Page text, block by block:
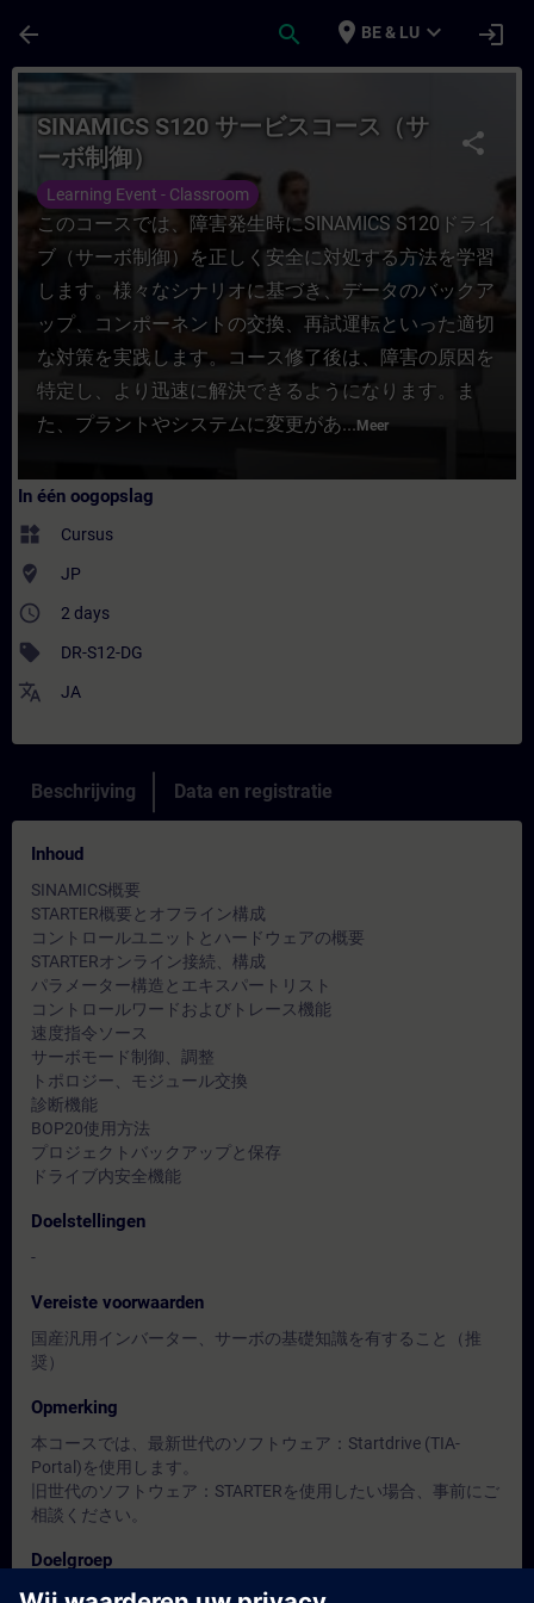
arrow_back search place BE & LU expand_more login
Cursus - SINAMICS S120 サービスコー
share
SINAMICS S120 サービスコース（サ
ーボ制御）
Learning Event - Classroom
このコースでは、障害発生時にSINAMICS S120ドライ
ブ（サーボ制御）を正しく安全に対処する方法を学習
します。様々なシナリオに基づき、データのバックア
ップ、コンポーネントの交換、再試運転といった適切
な対策を実践します。コース修了後は、障害の原因を
特定し、より迅速に解決できるようになります。ま
た、プラントやシステムに変更があ... Meer
In één oogopslag
widgets Cursus
where_to_vote JP
access_time 2 days
sell DR-S12-DG
translate JA
Beschrijving Data en registratie
Inhoud
SINAMICS概要
STARTER概要とオフライン構成
コントロールユニットとハードウェアの概要
STARTERオンライン接続、構成
パラメーター構造とエキスパートリスト
コントロールワードおよびトレース機能
速度指令ソース
サーボモード制御、調整
トポロジー、モジュール交換
診断機能
BOP20使用方法
プロジェクトバックアップと保存
ドライブ内安全機能
Doelstellingen
-
Vereiste voorwaarden
国産汎用インバーター、サーボの基礎知識を有すること（推
奨）
Opmerking
本コースでは、最新世代のソフトウェア：Startdrive (TIA-
Portal)を使用します。
旧世代のソフトウェア：STARTERを使用したい場合、事前にご
相談ください。
Doelgroep
保全担当者